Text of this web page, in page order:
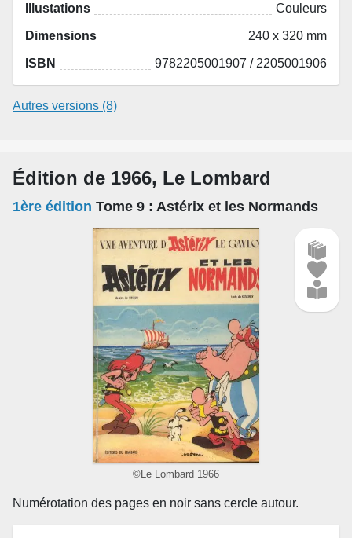
Illustations Couleurs
Dimensions 240 x 320 mm
ISBN 9782205001907 / 2205001906
Autres versions (8)
Édition de 1966, Le Lombard
1ère édition Tome 9 : Astérix et les Normands
©Le Lombard 1966
Numérotation des pages en noir sans cercle autour.